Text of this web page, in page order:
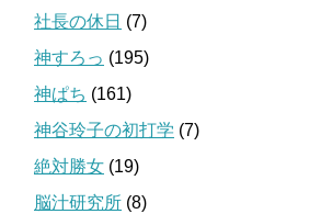
社長の休日 (7)
神すろっ (195)
神ぱち (161)
神谷玲子の初打学 (7)
絶対勝女 (19)
脳汁研究所 (8)